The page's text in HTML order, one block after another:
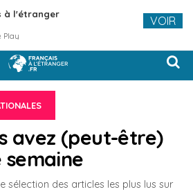
avez (peut-être)
sélection des articles les plus lus sur
à l'étranger
Play
VOIR